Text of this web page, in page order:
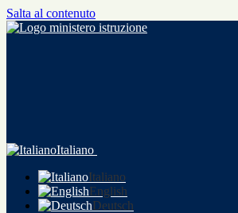
Salta al contenuto
Italiano
Italiano
English
Deutsch